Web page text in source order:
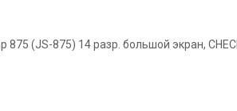
875 (JS-875) 14 разр. большой экран,